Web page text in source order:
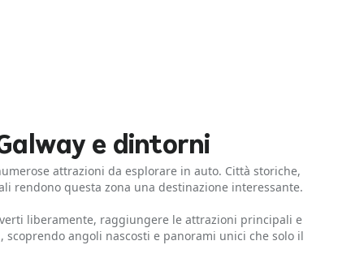
e dintorni
attrazioni da esplorare in auto. Città storiche,
rendono questa zona una destinazione interessante.
liberamente, raggiungere le attrazioni principali e
angoli nascosti e panorami unici che solo il